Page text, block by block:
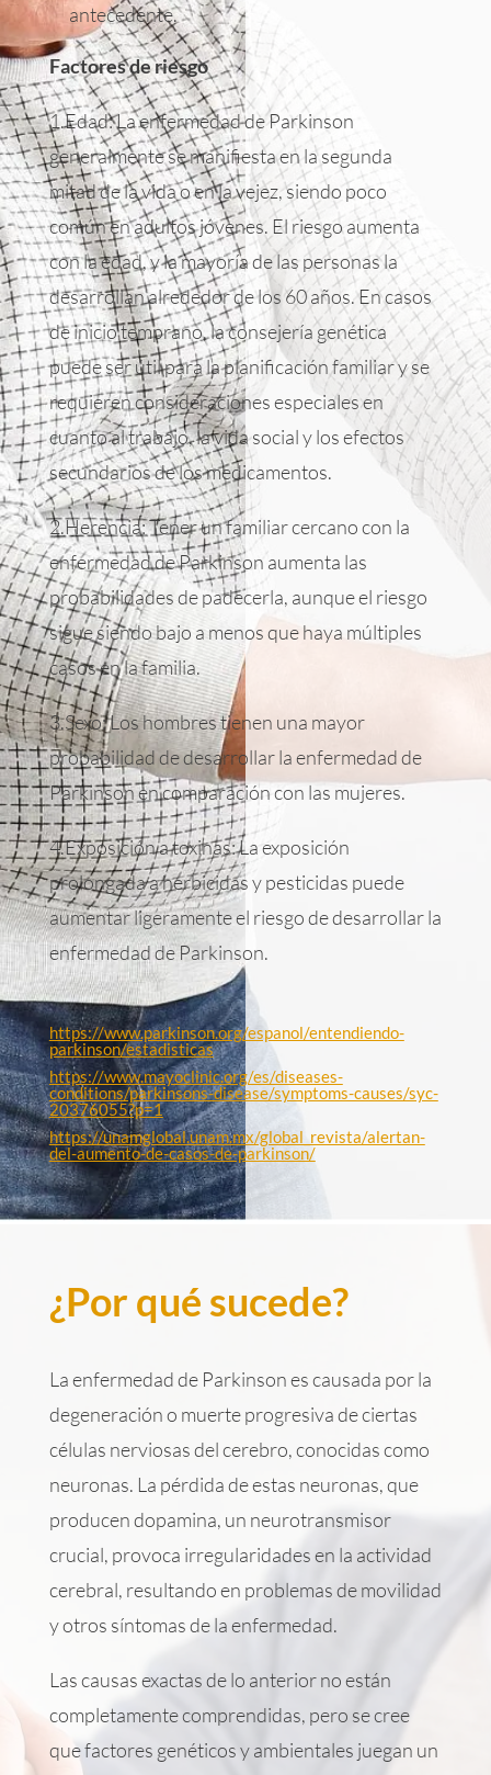
antecedente.
Factoresderiesgo
1.Edad: La enfermedad de Parkinson
generalmente se manifiesta en la segunda
mitad de la vida o en la vejez, siendo poco
común en adultos jóvenes. El riesgo aumenta
con la edad, y la mayoría de las personas la
desarrollan alrededor de los 60 años. En casos
de inicio temprano, la consejería genética
puede ser útil para la planificación familiar y se
requieren consideraciones especiales en
cuanto al trabajo, la vida social y los efectos
secundarios de los medicamentos.
2.Herencia: Tener un familiar cercano con la
enfermedad de Parkinson aumenta las
probabilidades de padecerla, aunque el riesgo
sigue siendo bajo a menos que haya múltiples
casos en la familia.
3.Sexo: Los hombres tienen una mayor
probabilidad de desarrollar la enfermedad de
Parkinson en comparación con las mujeres.
4.Exposición a toxinas: La exposición
prolongada a herbicidas y pesticidas puede
aumentar ligeramente el riesgo de desarrollar la
enfermedad de Parkinson.
https://www.parkinson.org/espanol/entendiendo-
parkinson/estadisticas
https://www.mayoclinic.org/es/diseases-
conditions/parkinsons-disease/symptoms-causes/syc-
20376055?p=1
https://unamglobal.unam.mx/global_revista/alertan-
del-aumento-de-casos-de-parkinson/
¿Por qué sucede?
La enfermedad de Parkinson es causada por la
degeneración o muerte progresiva de ciertas
células nerviosas del cerebro, conocidas como
neuronas. La pérdida de estas neuronas, que
producen dopamina, un neurotransmisor
crucial, provoca irregularidades en la actividad
cerebral, resultando en problemas de movilidad
y otros síntomas de la enfermedad.
Las causas exactas de lo anterior no están
completamente comprendidas, pero se cree
que factores genéticos y ambientales juegan un